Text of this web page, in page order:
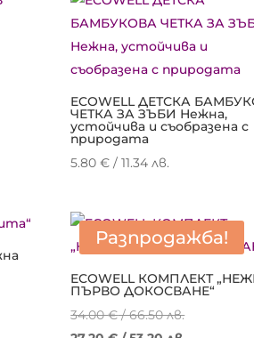
ECOWELL ДЕТСКА
ЧЕТКА ЗА ЗЪБИ Нежна,
устойчива и съобразена с
природата
5.80€ / 11.34 лв.
Разпродажба!
ECOWELL КОМПЛЕКТ
ПЪРВО ДОКОСВАНЕ“
34.00€/ 66.50 лв.Original